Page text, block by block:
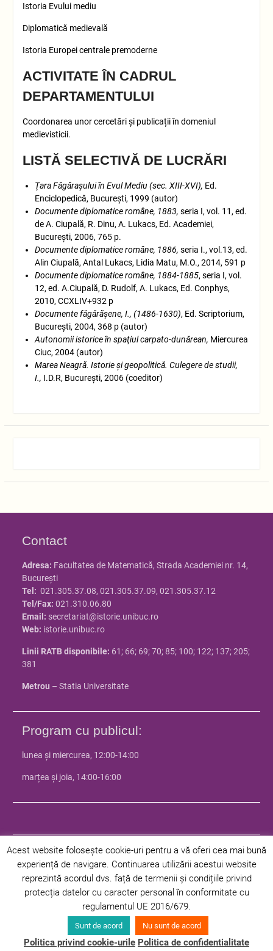
Istoria Evului mediu
Diplomatică medievală
Istoria Europei centrale premoderne
ACTIVITATE ÎN CADRUL
DEPARTAMENTULUI
Coordonarea unor cercetări și publicații în domeniul
medievisticii.
LISTĂ SELECTIVĂ DE LUCRĂRI
Ţara Făgăraşului în Evul Mediu (sec. XIII-XVI), Ed.
Enciclopedică, Bucureşti, 1999 (autor)
Documente diplomatice române, 1883, seria I, vol. 11, ed.
de A. Ciupală, R. Dinu, A. Lukacs, Ed. Academiei,
Bucureşti, 2006, 765 p.
Documente diplomatice române, 1886, seria I., vol.13, ed.
Alin Ciupală, Antal Lukacs, Lidia Matu, M.O., 2014, 591 p
Documente diplomatice române, 1884-1885, seria I, vol.
12, ed. A.Ciupală, D. Rudolf, A. Lukacs, Ed. Conphys,
2010, CCXLIV+932 p
Documente făgărăşene, I., (1486-1630), Ed. Scriptorium,
Bucureşti, 2004, 368 p (autor)
Autonomii istorice în spaţiul carpato-dunărean, Miercurea
Ciuc, 2004 (autor)
Marea Neagră. Istorie şi geopolitică. Culegere de studii,
I., I.D.R, Bucureşti, 2006 (coeditor)
Contact
Adresa: Facultatea de Matematică, Strada Academiei nr. 14,
Bucureşti
Tel: 021.305.37.08, 021.305.37.09, 021.305.37.12
Tel/Fax: 021.310.06.80
Email: secretariat@istorie.unibuc.ro
Web: istorie.unibuc.ro
Linii RATB disponibile: 61; 66; 69; 70; 85; 100; 122; 137; 205;
381
Metrou – Statia Universitate
Program cu publicul:
lunea și miercurea, 12:00-14:00
marțea și joia, 14:00-16:00
© 2024 Facultatea de Istorie - Universitatea din Bucuresti | Toate
drepturile rezervate |Politica de confidentialitate|Politica privind
cookie-urile
Departamente Programe Studenți
Cercetare
Știri Contact
Acest website folosește cookie-uri pentru a vă oferi cea mai bună
experiență de navigare. Continuarea utilizării acestui website
reprezintă acordul dvs. față de termenii și condițiile privind
protecția datelor cu caracter personal în conformitate cu
regulamentul UE 2016/679.
Sunt de acord Nu sunt de acord
Politica privind cookie-urile Politica de confidentialitate